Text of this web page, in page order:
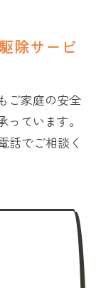
除サービ
ご家庭の安全
ています。
話でご相談く